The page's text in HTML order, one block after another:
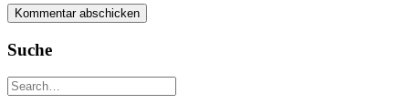
Suche